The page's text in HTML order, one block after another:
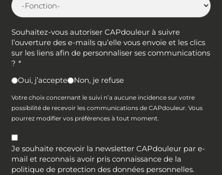
Souhaitez-vous autoriser CAPdouleur à suivre
l’ouverture des e-mails qu’elle vous envoie et les clics
sur les liens afin de personnaliser ses communications
? *
Oui, j’accepte
Non, je refuse
Votre choix concernant le suivi n’a aucune incidence sur votre
possibilité de recevoir les communications de CAPdouleur. Vous
pourrez modifier vos préférences à tout moment.
Je souhaite recevoir la newsletter CAPdouleur par e-
mail et reconnais avoir pris connaissance de la
politique de protection des données personnelles.